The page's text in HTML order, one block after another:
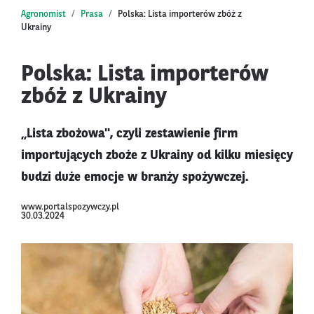
Agronomist Prasa
Polska: Lista importerów zbóż z
Ukrainy
Polska: Lista importerów
zbóż z Ukrainy
„Lista zbożowa", czyli zestawienie firm
importujących zboże z Ukrainy od kilku miesięcy
budzi duże emocje w branży spożywczej.
www.portalspozywczy.pl
30.03.2024